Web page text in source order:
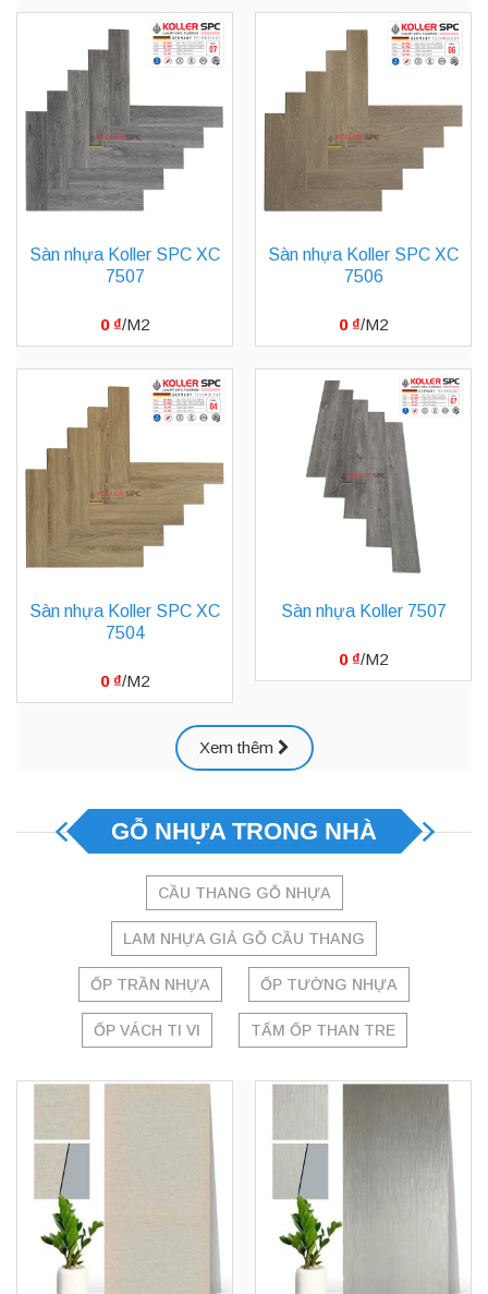
Sàn nhựa Koller SPC XC
7507
0 ₫
Sàn nhựa Koller SPC XC
7506
0 ₫
Sàn nhựa Koller SPC XC
7504
0 ₫
Sàn nhựa Koller 7507
0 ₫
Xem thêm
GỖ NHỰA TRONG NHÀ
CẦU THANG GỖ NHỰA
LAM NHỰA GIẢ GỖ CẦU THANG
ỐP TRẦN NHỰA ỐP TƯỜNG NHỰA
ỐP VÁCH TI VI TẤM ỐP THAN TRE